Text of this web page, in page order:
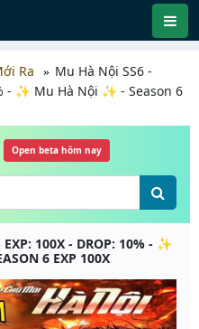
Ra
Mu Hà Nội SS6 -
- ✨ Mu Hà Nội ✨ - Season 6
Open beta hôm nay
100X - DROP: 10% - ✨
6 EXP 100X